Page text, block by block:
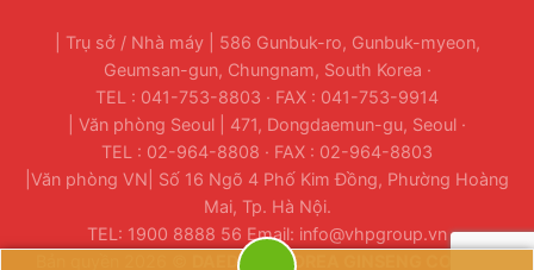
| Trụ sở / Nhà máy | 586 Gunbuk-ro, Gunbuk-myeon,
Geumsan-gun, Chungnam, South Korea ·
TEL : 041-753-8803 · FAX : 041-753-9914
| Văn phòng Seoul | 471, Dongdaemun-gu, Seoul ·
TEL : 02-964-8808 · FAX : 02-964-8803
|Văn phòng VN| Số 16 Ngõ 4 Phố Kim Đồng, Phường Hoàng
Mai, Tp. Hà Nội.
TEL: 1900 8888 56 Email: info@vhpgroup.vn
DAEDONG KOREA GINSENG CO., LTD.